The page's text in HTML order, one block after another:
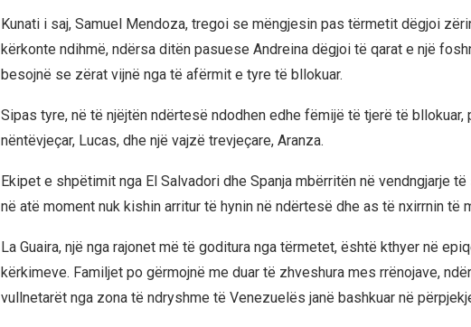
Kunati i saj, Samuel Mendoza, tregoi se mëngjesin pas tërmetit dëgjoi
kërkonte ndihmë, ndërsa ditën pasuese Andreina dëgjoi të qarat e një
besojnë se zërat vijnë nga të afërmit e tyre të bllokuar.
Sipas tyre, në të njëjtën ndërtesë ndodhen edhe fëmijë të tjerë të bllokuar,
nëntëvjeçar, Lucas, dhe një vajzë trevjeçare, Aranza.
Ekipet e shpëtimit nga El Salvadori dhe Spanja mbërritën në vendngjarje
në atë moment nuk kishin arritur të hynin në ndërtesë dhe as të nxirrnin të
La Guaira, një nga rajonet më të goditura nga tërmetet, është kthyer në
kërkimeve. Familjet po gërmojnë me duar të zhveshura mes rrënojave,
vullnetarët nga zona të ndryshme të Venezuelës janë bashkuar në